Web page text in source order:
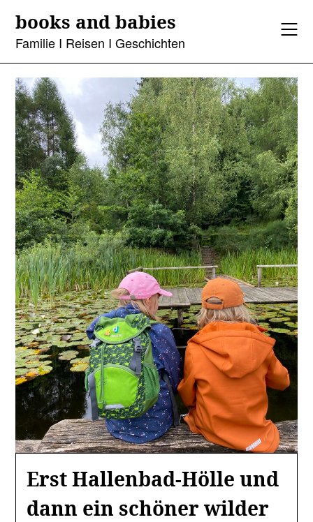
content
books and babies
Familie I Reisen I Geschichten
Erst Hallenbad-Hölle und
dann ein schöner wilder